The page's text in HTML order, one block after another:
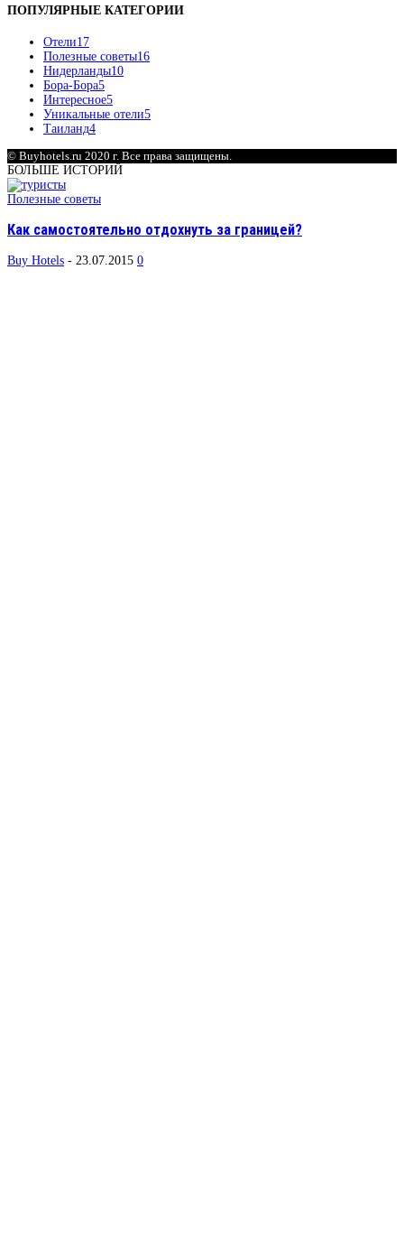
ПОПУЛЯРНЫЕ КАТЕГОРИИ
Отели17
Полезные советы16
Нидерланды10
Бора-Бора5
Интересное5
Уникальные отели5
Таиланд4
© Buyhotels.ru 2020 г. Все права защищены.
БОЛЬШЕ ИСТОРИЙ
Полезные советы
Как самостоятельно отдохнуть за границей?
Buy Hotels - 23.07.2015 0